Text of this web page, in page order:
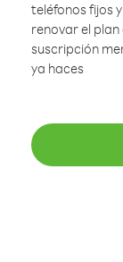
teléfonos fijos
renovar el plan
suscripción
ya haces